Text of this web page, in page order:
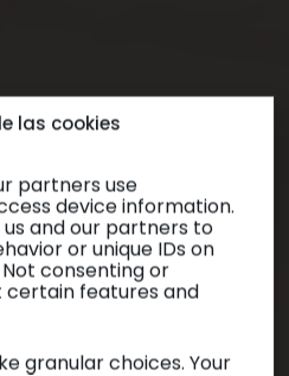
las cookies
partners use
device information.
and our partners to
or unique IDs on
consenting or
features and
granular choices. Your